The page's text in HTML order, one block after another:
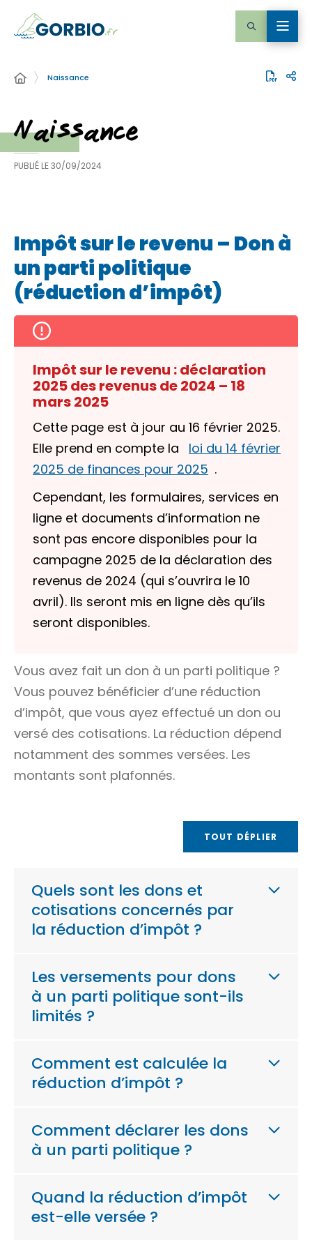
Naissance
Naissance
PUBLIÉ LE30/09/2024
Impôt sur le revenu – Don à
un parti politique
(réduction d’impôt)
Impôt sur le revenu : déclaration
2025 des revenus de 2024 – 18
mars 2025
Cette page est à jour au 16 février 2025.
Elle prend en compte la
loi du 14 février
2025 de finances pour 2025 .
Cependant, les formulaires, services en
ligne et documents d’information ne
sont pas encore disponibles pour la
campagne 2025 de la déclaration des
revenus de 2024 (qui s’ouvrira le 10
avril). Ils seront mis en ligne dès qu’ils
seront disponibles.
Vous avez fait un don à un parti politique ?
Vous pouvez bénéficier d’une réduction
d’impôt, que vous ayez effectué un don ou
versé des cotisations. La réduction dépend
notamment des sommes versées. Les
montants sont plafonnés.
TOUT DÉPLIER
Quels sont les dons et
cotisations concernés par
la réduction d’impôt ?
Les versements pour dons
à un parti politique sont-ils
limités ?
Comment est calculée la
réduction d’impôt ?
Comment déclarer les dons
à un parti politique ?
Quand la réduction d’impôt
est-elle versée ?